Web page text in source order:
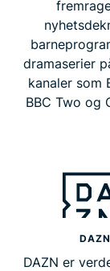
dramaserier
kanaler som
BBC Two og
DAZN
DAZN er